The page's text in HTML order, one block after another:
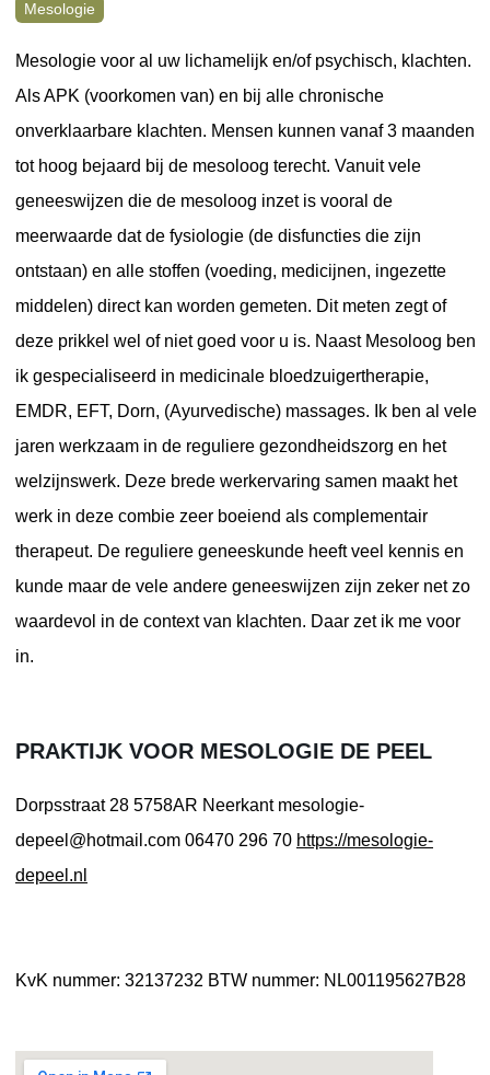
Mesologie
Mesologie voor al uw lichamelijk en/of psychisch, klachten.
Als APK (voorkomen van) en bij alle chronische
onverklaarbare klachten. Mensen kunnen vanaf 3 maanden
tot hoog bejaard bij de mesoloog terecht. Vanuit vele
geneeswijzen die de mesoloog inzet is vooral de
meerwaarde dat de fysiologie (de disfuncties die zijn
ontstaan) en alle stoffen (voeding, medicijnen, ingezette
middelen) direct kan worden gemeten. Dit meten zegt of
deze prikkel wel of niet goed voor u is. Naast Mesoloog ben
ik gespecialiseerd in medicinale bloedzuigertherapie,
EMDR, EFT, Dorn, (Ayurvedische) massages. Ik ben al vele
jaren werkzaam in de reguliere gezondheidszorg en het
welzijnswerk. Deze brede werkervaring samen maakt het
werk in deze combie zeer boeiend als complementair
therapeut. De reguliere geneeskunde heeft veel kennis en
kunde maar de vele andere geneeswijzen zijn zeker net zo
waardevol in de context van klachten. Daar zet ik me voor
in.
PRAKTIJK VOOR MESOLOGIE DE PEEL
Dorpsstraat 28 5758AR Neerkantmesologie-
depeel@hotmail.com 06470 296 70 https://mesologie-
depeel.nl
KvK nummer: 32137232 BTW nummer: NL001195627B28